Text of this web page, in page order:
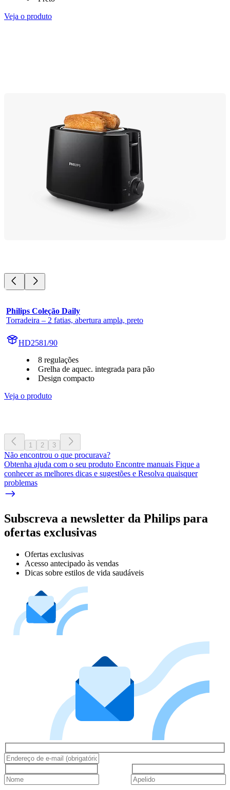
Veja o produto
Philips Coleção Daily
Torradeira – 2 fatias, abertura ampla, preto
HD2581/90
8 regulações
Grelha de aquec. integrada para pão
Design compacto
Veja o produto
1 2 3
Não encontrou o que procurava?
Obtenha ajuda com o seu produto Encontre manuais Fique a
conhecer as melhores dicas e sugestões e Resolva quaisquer
problemas
Subscreva a newsletter da Philips para
ofertas exclusivas
Ofertas exclusivas
Acesso antecipado às vendas
Dicas sobre estilos de vida saudáveis